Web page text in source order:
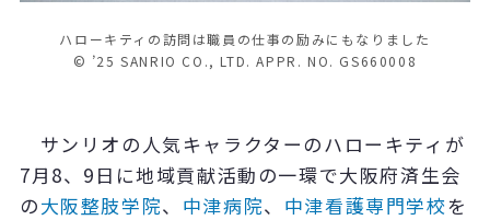
ハローキティの訪問は職員の仕事の励みにもなりました
© ’25 SANRIO CO., LTD. APPR. NO. GS660008
サンリオの人気キャラクターのハローキティが
7月8、9日に地域貢献活動の一環で大阪府済生会
の大阪整肢学院、 中津病院、 中津看護専門学校を